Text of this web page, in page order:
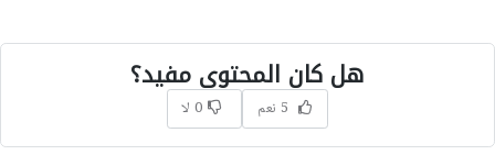
هل كان المحتوى مفيد؟
5 نعم 0 لا